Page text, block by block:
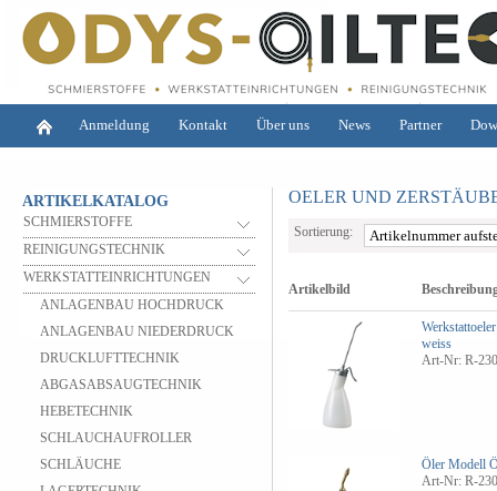
Anmeldung Kontakt Über uns News Partner
ARTIKELKATALOG
SCHMIERSTOFFE
REINIGUNGSTECHNIK
WERKSTATTEINRICHTUNGEN
ANLAGENBAU HOCHDRUCK
ANLAGENBAU NIEDERDRUCK
DRUCKLUFTTECHNIK
ABGASABSAUGTECHNIK
HEBETECHNIK
SCHLAUCHAUFROLLER
SCHLÄUCHE
OELER UND
Sortierung:
Artikelbild
weiss
Art-Nr: R-
Öler Modell
Art-Nr: R-